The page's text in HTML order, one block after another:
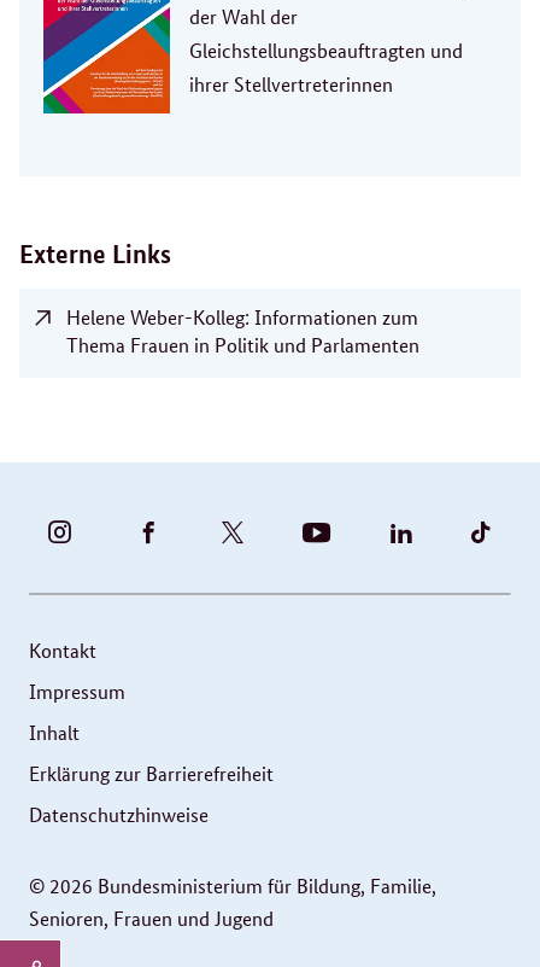
der Wahl der
Gleichstellungsbeauftragten und
ihrer Stellvertreterinnen
Externe Links
Helene Weber-Kolleg: Informationen zum
Thema Frauen in Politik und Parlamenten
BUNDESFAMILIENMINISTERIUM
INSTAGRAM
VIDEOS
BUNDESFAMILIENMINISTERIUM
FACEBOOK
FAMILIENMINISTERIUM
|
BMBFSFJ
YOUTUBE
BMFSFJ
LINKEDIN
© 2026 Bundesministerium für Bildung, Familie,
Senioren, Frauen und Jugend
Service
Kontakt
Impressum
Inhalt
Erklärung zur Barrierefreiheit
Datenschutzhinweise